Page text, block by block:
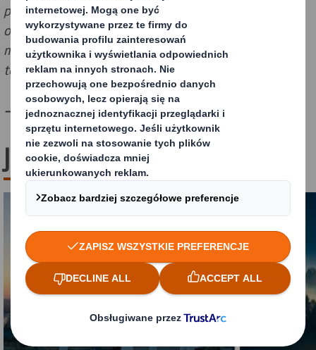
połączeniu przywództwa w zakresie gospodarki o
obiegu zamkniętym i działań klimatycznych możemy
mieć realny wpływ na spowolnienie wzrostu
temperatury na świecie."
— Miles Roberts, Group Chief Executive w DS Smith
Jak to osiągnęliśmy?